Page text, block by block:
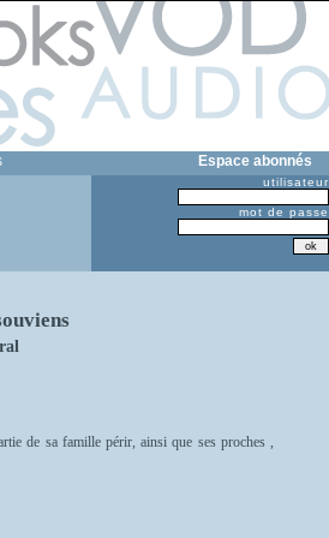
Espace abonnés
utilisateur
mot de passe
de sa famille périr, ainsi que ses proches ,